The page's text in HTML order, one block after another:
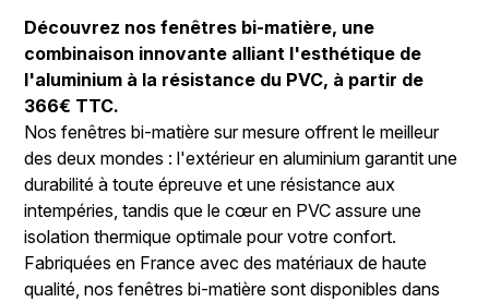
Découvrez nos fenêtres bi-matière, une
combinaison innovante alliant l'esthétique de
l'aluminium à la résistance du PVC, à partir de
366€ TTC.
Nos fenêtres bi-matière sur mesure offrent le meilleur
des deux mondes : l'extérieur en aluminium garantit une
durabilité à toute épreuve et une résistance aux
intempéries, tandis que le cœur en PVC assure une
isolation thermique optimale pour votre confort.
Fabriquées en France avec des matériaux de haute
qualité, nos fenêtres bi-matière sont disponibles dans